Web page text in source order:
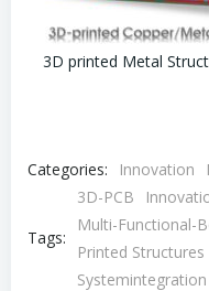
3D printed Metal
Categories: Innovation
Tags:
3D-PCB
Multi-Functional-
Printed Structures
Systemintegration